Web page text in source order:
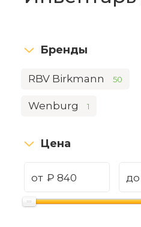
Бренды
RBV Birkmann 50
Wenburg 1
Цена
от ₽ до